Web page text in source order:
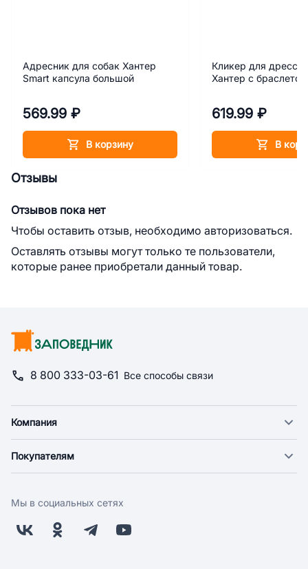
Адресник для собак Хантер
Smart капсула большой
569.99 ₽
В корзину
Кликер для
Хантер с
619.99 ₽
В
Отзывы
Отзывов пока нет
Чтобы оставить отзыв, необходимо авторизоваться.
Оставлять отзывы могут только те пользователи,
которые ранее приобретали данный товар.
8 800 333-03-61 Все способы связи
Компания
Новости
Поставщикам
Заводчикам
Покупателям
Оплата
Бонусная программа
Мы в социальных сетях